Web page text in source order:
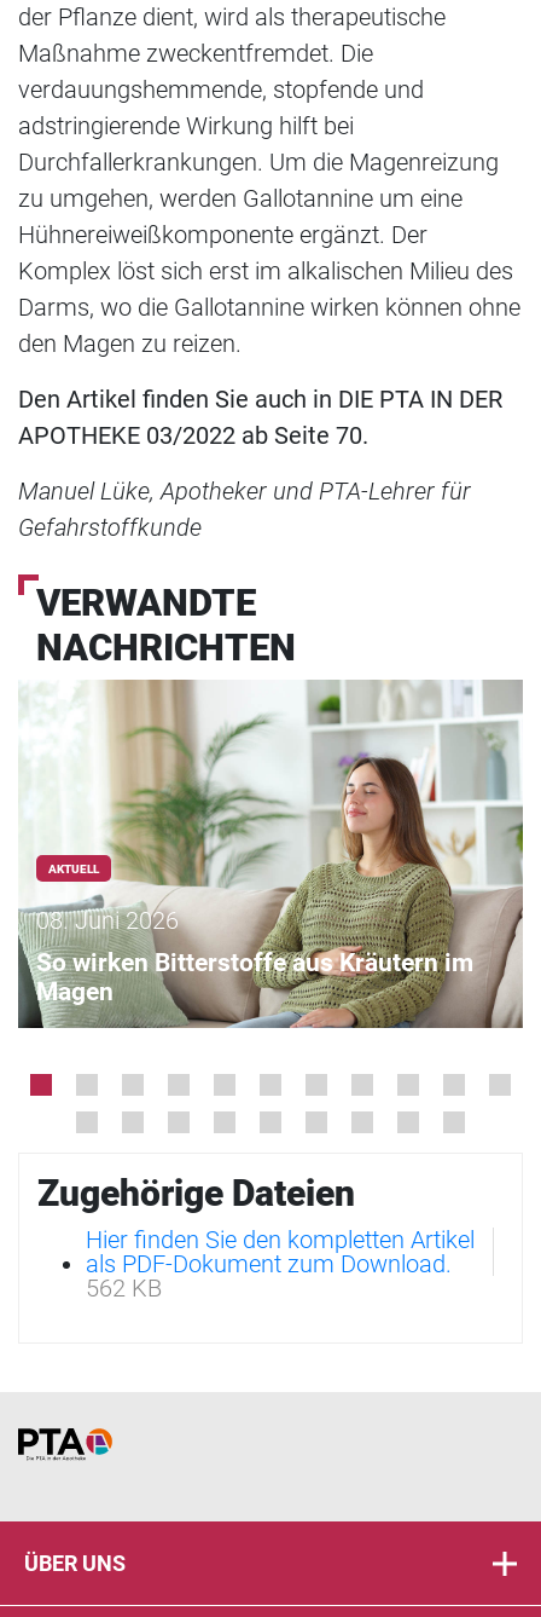
der Pflanze dient, wird als therapeutische
Maßnahme zweckentfremdet. Die
verdauungshemmende, stopfende und
adstringierende Wirkung hilft bei
Durchfallerkrankungen. Um die Magenreizung
zu umgehen, werden Gallotannine um eine
Hühnereiweißkomponente ergänzt. Der
Komplex löst sich erst im alkalischen Milieu des
Darms, wo die Gallotannine wirken können ohne
den Magen zu reizen.
Den Artikel finden Sie auch in DIE PTA IN DER
APOTHEKE 03/2022 ab Seite 70.
Manuel Lüke, Apotheker und PTA-Lehrer für
Gefahrstoffkunde
VERWANDTE
NACHRICHTEN
AKTUELL
08. Juni 2026
So wirken Bitterstoffe aus Kräutern im
Magen
Zugehörige Dateien
Hier finden Sie den kompletten Artikel
als PDF-Dokument zum Download.
562 KB
Home
ÜBER UNS